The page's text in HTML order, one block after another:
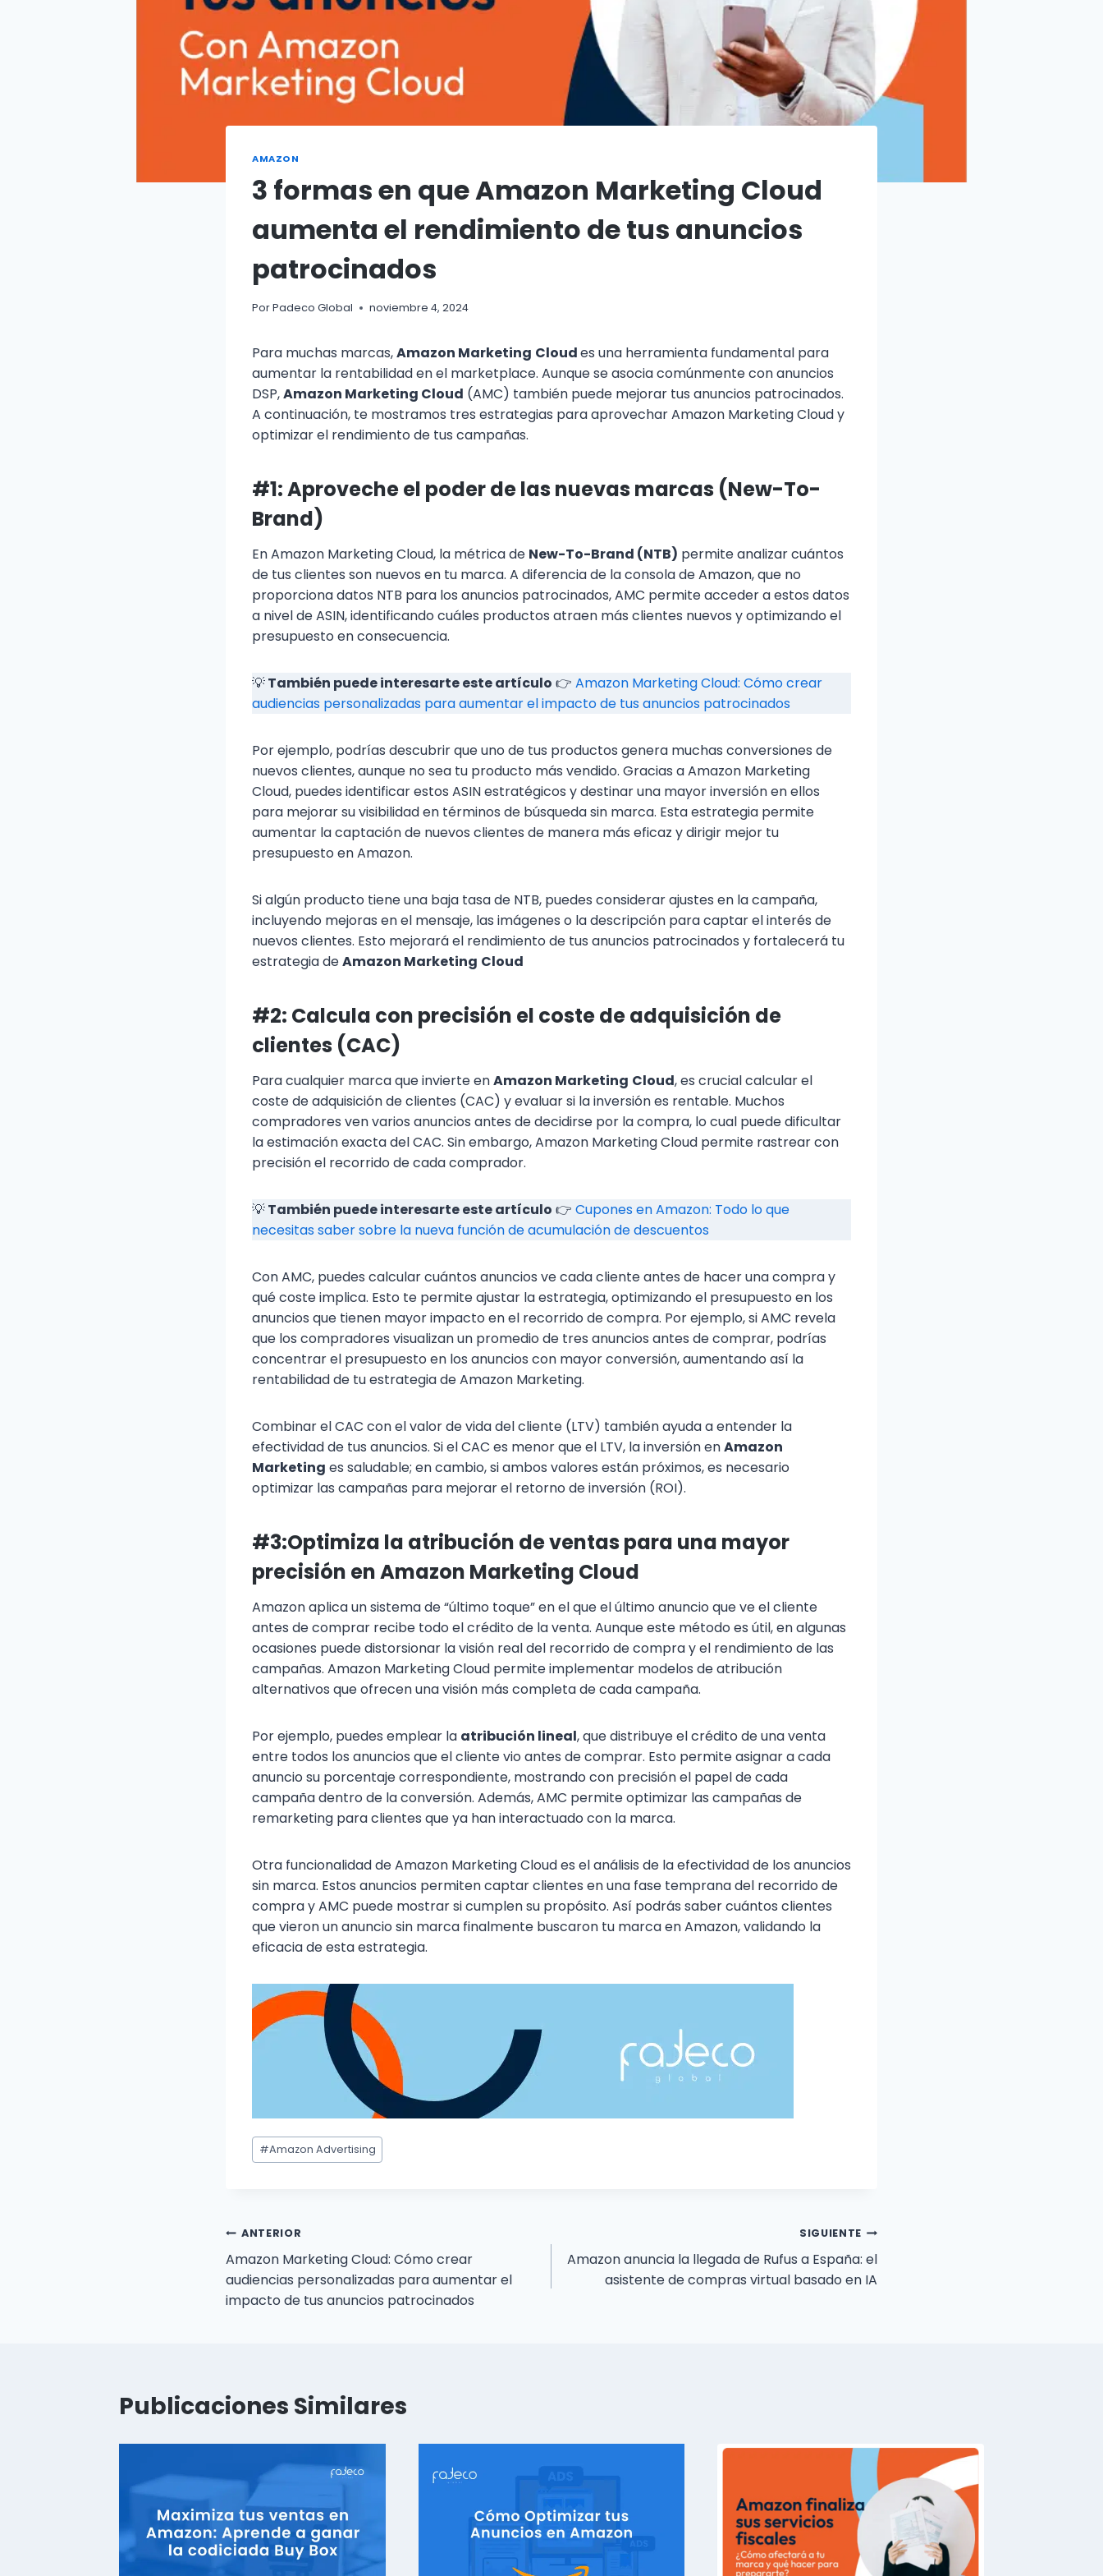
AMAZON
3 formas en que Amazon Marketing Cloud
aumenta el rendimiento de tus anuncios
patrocinados
PorPadeco Global noviembre 4, 2024
Para muchas marcas,Amazon Marketing Cloudes una herramienta fundamental para
aumentar la rentabilidad en el marketplace. Aunque se asocia comúnmente con anuncios
DSP,Amazon Marketing Cloud (AMC) también puede mejorar tus anuncios patrocinados.
A continuación, te mostramos tres estrategias para aprovechar Amazon Marketing Cloud y
optimizar el rendimiento de tus campañas.
#1: Aproveche el poder de las nuevas marcas (New-To-
Brand)
En Amazon Marketing Cloud, la métrica de New-To-Brand (NTB) permite analizar cuántos
de tus clientes son nuevos en tu marca. A diferencia de la consola de Amazon, que no
proporciona datos NTB para los anuncios patrocinados, AMC permite acceder a estos datos
a nivel de ASIN, identificando cuáles productos atraen más clientes nuevos y optimizando el
presupuesto en consecuencia.
💡También puede interesarte este artículo 👉 Amazon Marketing Cloud: Cómo crear
audiencias personalizadas para aumentar el impacto de tus anuncios patrocinados
Por ejemplo, podrías descubrir que uno de tus productos genera muchas conversiones de
nuevos clientes, aunque no sea tu producto más vendido. Gracias a Amazon Marketing
Cloud, puedes identificar estos ASIN estratégicos y destinar una mayor inversión en ellos
para mejorar su visibilidad en términos de búsqueda sin marca. Esta estrategia permite
aumentar la captación de nuevos clientes de manera más eficaz y dirigir mejor tu
presupuesto en Amazon.
Si algún producto tiene una baja tasa de NTB, puedes considerar ajustes en la campaña,
incluyendo mejoras en el mensaje, las imágenes o la descripción para captar el interés de
nuevos clientes. Esto mejorará el rendimiento de tus anuncios patrocinados y fortalecerá tu
estrategia deAmazon Marketing Cloud
#2: Calcula con precisión el coste de adquisición de
clientes (CAC)
Para cualquier marca que invierte enAmazon Marketing Cloud, es crucial calcular el
coste de adquisición de clientes (CAC) y evaluar si la inversión es rentable. Muchos
compradores ven varios anuncios antes de decidirse por la compra, lo cual puede dificultar
la estimación exacta del CAC. Sin embargo, Amazon Marketing Cloud permite rastrear con
precisión el recorrido de cada comprador.
💡También puede interesarte este artículo 👉 Cupones en Amazon: Todo lo que
necesitas saber sobre la nueva función de acumulación de descuentos
Con AMC, puedes calcular cuántos anuncios ve cada cliente antes de hacer una compra y
qué coste implica. Esto te permite ajustar la estrategia, optimizando el presupuesto en los
anuncios que tienen mayor impacto en el recorrido de compra. Por ejemplo, si AMC revela
que los compradores visualizan un promedio de tres anuncios antes de comprar, podrías
concentrar el presupuesto en los anuncios con mayor conversión, aumentando así la
rentabilidad de tu estrategia de Amazon Marketing.
Combinar el CAC con el valor de vida del cliente (LTV) también ayuda a entender la
efectividad de tus anuncios. Si el CAC es menor que el LTV, la inversión enAmazon
Marketing es saludable; en cambio, si ambos valores están próximos, es necesario
optimizar las campañas para mejorar el retorno de inversión (ROI).
#3:Optimiza la atribución de ventas para una mayor
precisión en Amazon Marketing Cloud
Amazon aplica un sistema de “último toque” en el que el último anuncio que ve el cliente
antes de comprar recibe todo el crédito de la venta. Aunque este método es útil, en algunas
ocasiones puede distorsionar la visión real del recorrido de compra y el rendimiento de las
campañas. Amazon Marketing Cloud permite implementar modelos de atribución
alternativos que ofrecen una visión más completa de cada campaña.
Por ejemplo, puedes emplear la atribución lineal, que distribuye el crédito de una venta
entre todos los anuncios que el cliente vio antes de comprar. Esto permite asignar a cada
anuncio su porcentaje correspondiente, mostrando con precisión el papel de cada
campaña dentro de la conversión. Además, AMC permite optimizar las campañas de
remarketing para clientes que ya han interactuado con la marca.
Otra funcionalidad de Amazon Marketing Cloud es el análisis de la efectividad de los anuncios
sin marca. Estos anuncios permiten captar clientes en una fase temprana del recorrido de
compra y AMC puede mostrar si cumplen su propósito. Así podrás saber cuántos clientes
que vieron un anuncio sin marca finalmente buscaron tu marca en Amazon, validando la
eficacia de esta estrategia.
#Amazon Advertising
ANTERIOR
Amazon Marketing Cloud: Cómo crear
audiencias personalizadas para aumentar el
impacto de tus anuncios patrocinados
SIGUIENTE
Amazon anuncia la llegada de Rufus a España: el
asistente de compras virtual basado en IA
Publicaciones Similares